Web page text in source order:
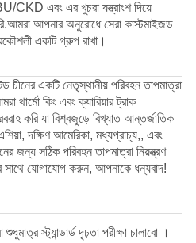
CKD এবং এর খুচরা যন্ত্রাংশ দিয়ে
আমরা আপনার অনুরোধে সেরা কাস্টমাইজড
একটি গ্রুপ রাখা।
চীনের একটি নেতৃস্থানীয় পরিবহন তাপমাত্রা
থার্মো কিং এবং ক্যারিয়ার ট্রাক
করি যা বিশ্বজুড়ে বিখ্যাত আন্তর্জাতিক
দক্ষিণ আমেরিকা, মধ্যপ্রাচ্য,, এবং
সঠিক পরিবহন তাপমাত্রা নিয়ন্ত্রণ
যোগাযোগ করুন, আপনাকে ধন্যবাদ!
স্ট্যান্ডার্ড দৃঢ়তা পরীক্ষা চালাবো ।